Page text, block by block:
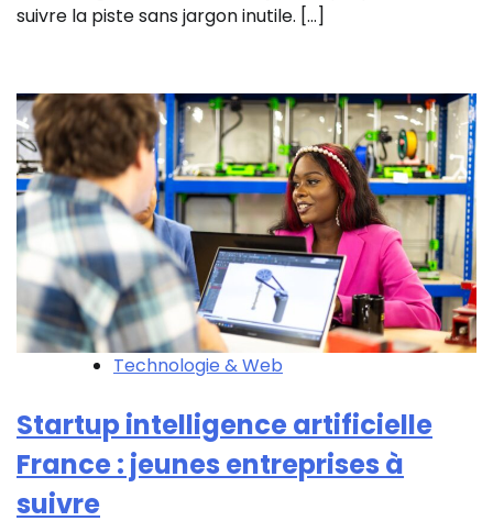
suivre la piste sans jargon inutile. […]
Technologie & Web
Startup intelligence artificielle
France : jeunes entreprises à
suivre